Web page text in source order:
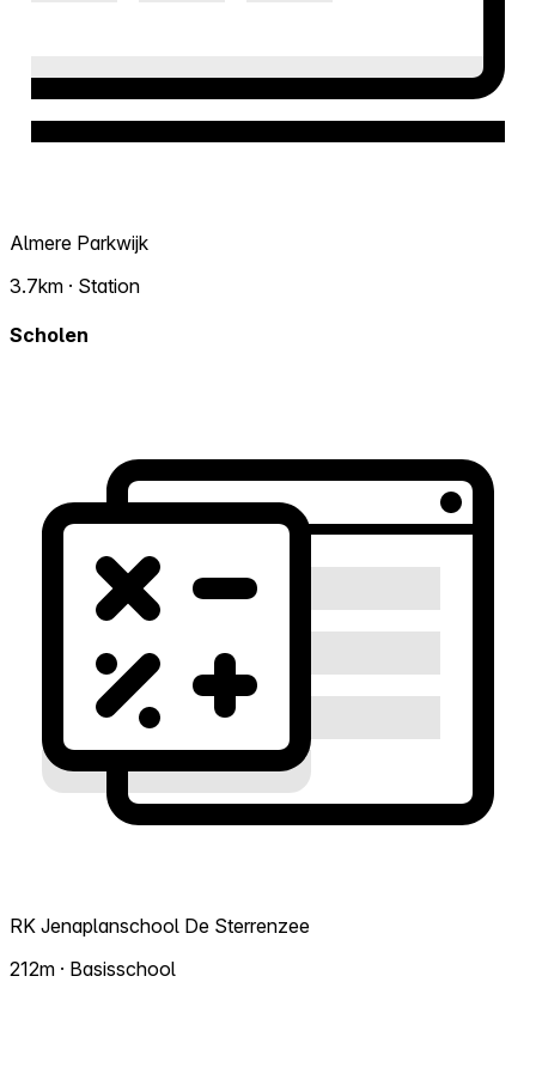
Almere Parkwijk
3.7km · Station
Scholen
RK Jenaplanschool De Sterrenzee
212m · Basisschool